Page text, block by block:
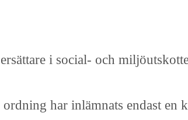
i social- och
har inlämnats endast en